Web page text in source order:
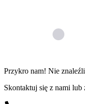
Przykro nam! Nie
Skontaktuj się z nami